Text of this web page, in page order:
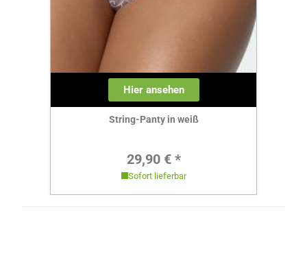
Hier ansehen
String-Panty in weiß
Regulärer Preis:
29,90 € *
Sofort lieferbar